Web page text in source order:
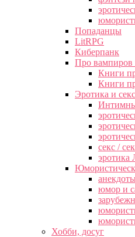
Попаданцы
LitRPG
Киберпанк
Про вампиров
Книги
Книги
Эротика и секс
секс /
эротика
юмор и
Хобби, досуг